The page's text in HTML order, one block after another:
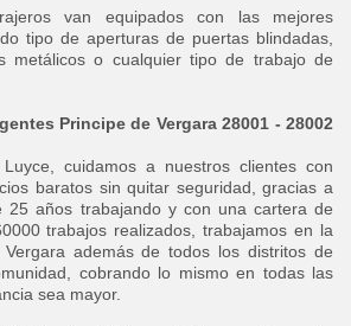
van equipados con las mejores
tipo de aperturas de puertas blindadas,
metálicos o cualquier tipo de trabajo de
Principe de Vergara 28001 - 28002
cuidamos a nuestros clientes con
baratos sin quitar seguridad, gracias a
25 años trabajando y con una cartera de
trabajos realizados, trabajamos en la
además de todos los distritos de
cobrando lo mismo en todas las
sea mayor.